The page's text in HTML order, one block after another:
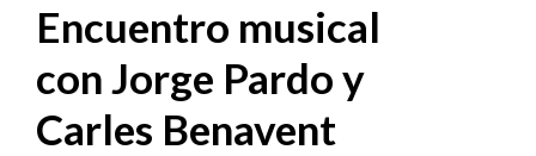
Encuentro musical
con Jorge Pardo y
Carles Benavent